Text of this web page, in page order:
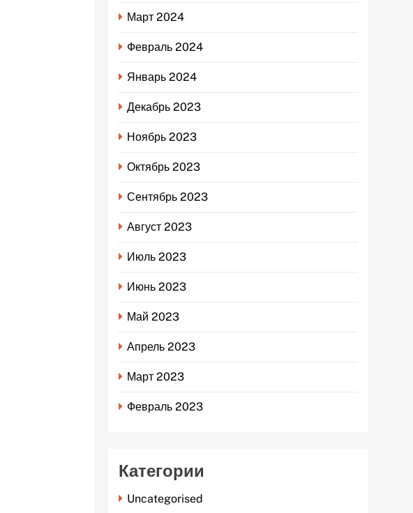
Март 2024
Февраль 2024
Январь 2024
Декабрь 2023
Ноябрь 2023
Октябрь 2023
Сентябрь 2023
Август 2023
Июль 2023
Июнь 2023
Май 2023
Апрель 2023
Март 2023
Февраль 2023
Категории
Uncategorised